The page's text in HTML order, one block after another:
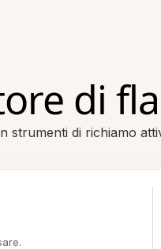
di
strumenti di richiamo